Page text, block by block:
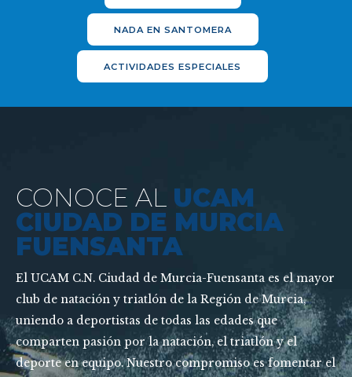
NADA EN SANTOMERA
ACTIVIDADES ESPECIALES
CONOCE AL UCAM
CIUDAD DE MURCIA
FUENSANTA
El UCAM C.N. Ciudad de Murcia-Fuensanta es el mayor
club de natación y triatlón de la Región de Murcia,
uniendo a deportistas de todas las edades que
comparten pasión por la natación, el triatlón y el
deporte en equipo. Nuestro compromiso es fomentar el